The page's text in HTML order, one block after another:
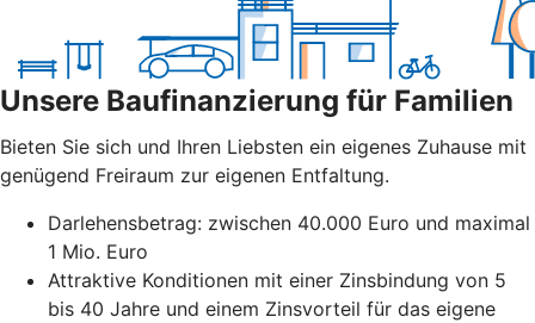
Unsere Baufinanzierung für Familien
Bieten Sie sich und Ihren Liebsten ein eigenes Zuhause mit
genügend Freiraum zur eigenen Entfaltung.
Darlehensbetrag: zwischen 40.000 Euro und maximal
1 Mio. Euro
Attraktive Konditionen mit einer Zinsbindung von 5
bis 40 Jahre und einem Zinsvorteil für das eigene